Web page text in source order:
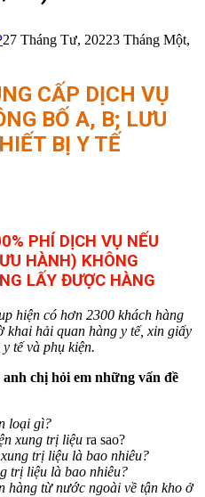
27 Tháng Tư, 20223 Tháng Một,
CẤP DỊCH VỤ
BỐ A, B; LƯU
BỊ Y TẾ
PHÍ DỊCH VỤ NẾU
HÀNH) KHÔNG
LẤY ĐƯỢC HÀNG
hiện có hơn 2300 khách hàng
khai hải quan hàng y tế, xin giấy
tế và phụ kiện.
chị hỏi em những vấn đề
loại gì?
xung trị liệu ra sao?
trị liệu là bao nhiêu?
trị liệu là bao nhiêu?
hàng từ nước ngoài về tận kho ở